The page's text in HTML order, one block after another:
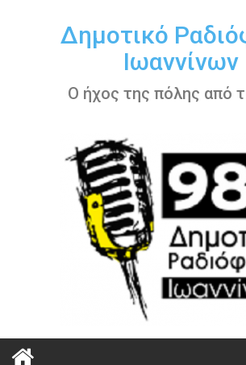
περιεχόμενοΔημοτικό
Ιωαννίνων
Ο ήχος της πόλης από